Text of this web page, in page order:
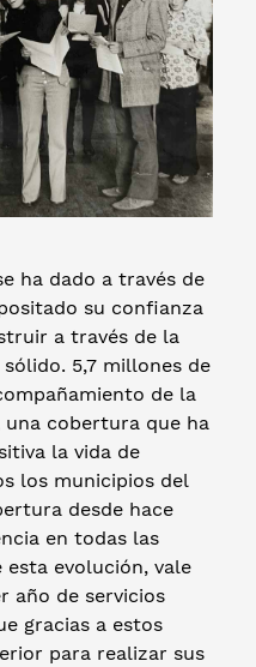
ha dado a través de
su confianza
a través de la
5,7 millones de
de la
una cobertura que ha
la vida de
los municipios del
desde hace
en todas las
esta evolución, vale
año de servicios
gracias a estos
para realizar sus